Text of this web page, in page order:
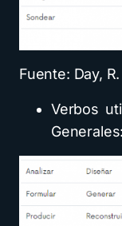
Fuente: Day,
Verbos
Generales: